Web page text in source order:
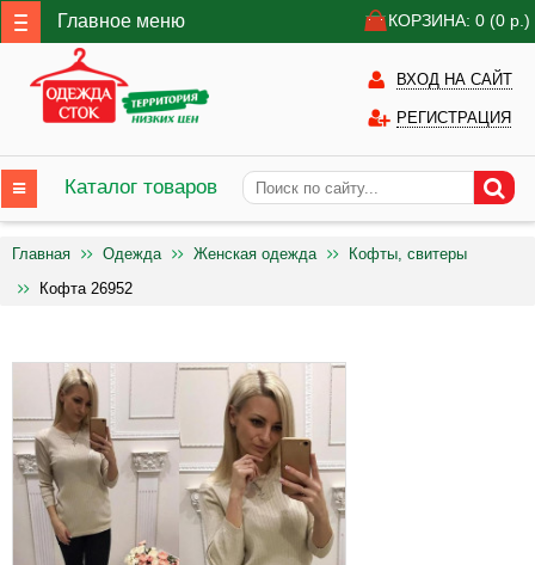
Главное меню КОРЗИНА: 0 (0 р.)
ВХОД НА САЙТ
РЕГИСТРАЦИЯ
Каталог товаров
Главная Одежда Женская одежда
Кофты, свитеры
Кофта 26952